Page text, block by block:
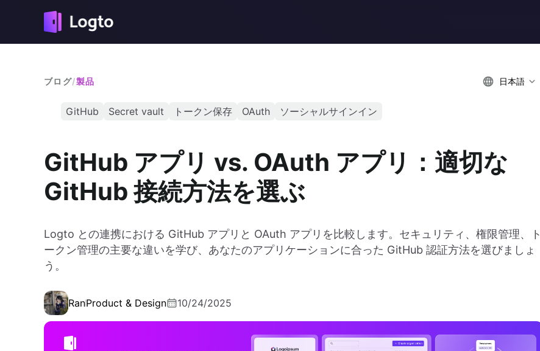
ブログ/製品 日本語
GitHub Secret vault トークン保存 OAuth ソーシャルサインイン
GitHub アプリ vs. OAuth アプリ：適切な
GitHub 接続方法を選ぶ
Logto との連携における GitHub アプリと OAuth アプリを比較します。セキュリティ、権限管理、ト
ークン管理の主要な違いを学び、あなたのアプリケーションに合った GitHub 認証方法を選びましょ
う。
RanProduct & Design 10/24/2025